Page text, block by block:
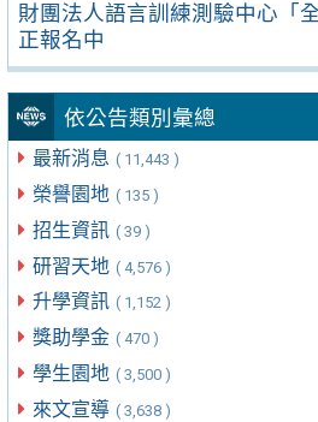
財團法人語言訓練測驗中心「
正報名中
依公告類別彙總
最新消息 ( 11,443 )
榮譽園地 ( 135 )
招生資訊 ( 39 )
研習天地 ( 4,576 )
升學資訊 ( 1,152 )
獎助學金 ( 470 )
學生園地 ( 3,500 )
來文宣導 ( 3,638 )